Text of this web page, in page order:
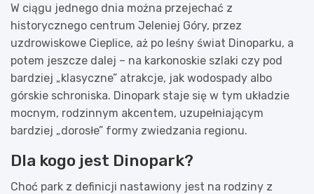
W ciągu jednego dnia można przejechać z
historycznego centrum Jeleniej Góry, przez
uzdrowiskowe Cieplice, aż po leśny świat Dinoparku, a
potem jeszcze dalej – na karkonoskie szlaki czy pod
bardziej „klasyczne” atrakcje, jak wodospady albo
górskie schroniska. Dinopark staje się w tym układzie
mocnym, rodzinnym akcentem, uzupełniającym
bardziej „dorosłe” formy zwiedzania regionu.
Dla kogo jest Dinopark?
Choć park z definicji nastawiony jest na rodziny z